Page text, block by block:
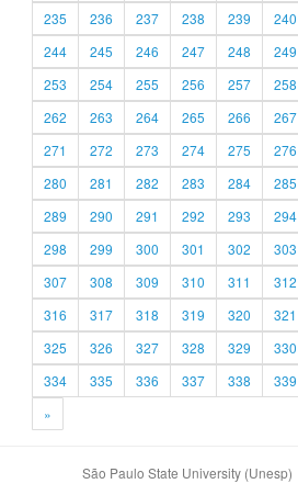
235
236 237 238 239 240
244
245 246 247 248 249
253
254 255 256 257 258
262
263 264 265 266 267
271
272 273 274 275 276
280
281 282 283 284 285
289
290 291 292 293 294
298
299 300 301 302 303
307
308 309 310 311 312
316
317 318 319 320 321
325
326 327 328 329 330
334
335 336 337 338 339
»
São Paulo State University (Unesp)